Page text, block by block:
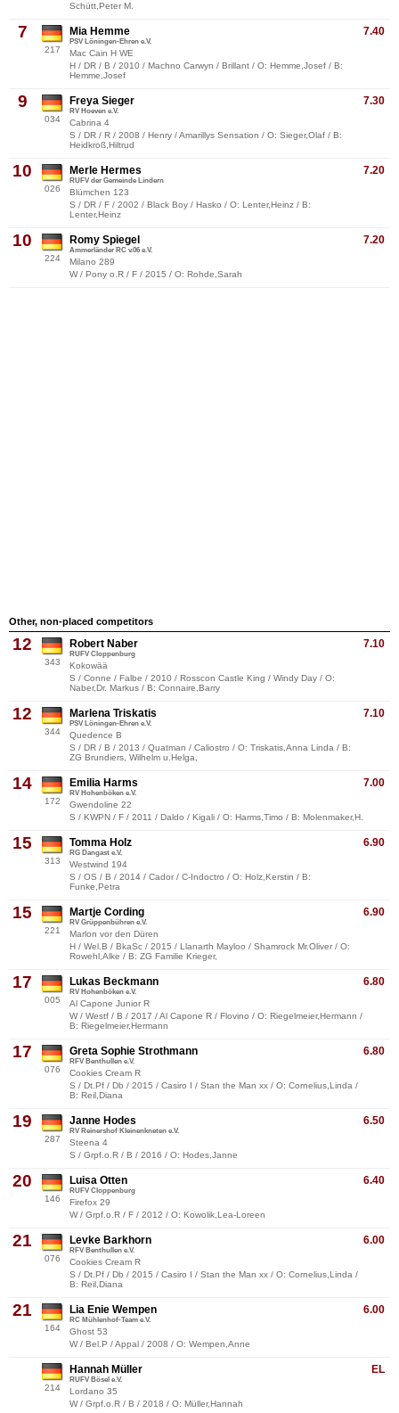
Schütt,Peter M.
7
217
7.40
Mia Hemme
PSV Löningen-Ehren e.V.
Mac Cain H WE
H / DR / B / 2010 / Machno Carwyn / Brillant / O: Hemme,Josef / B:
Hemme,Josef
9
034
7.30
Freya Sieger
RV Hoeven e.V.
Cabrina 4
S / DR / R / 2008 / Henry / Amarillys Sensation / O: Sieger,Olaf / B:
Heidkroß,Hiltrud
10
026
7.20
Merle Hermes
RUFV der Gemeinde Lindern
Blümchen 123
S / DR / F / 2002 / Black Boy / Hasko / O: Lenter,Heinz / B:
Lenter,Heinz
10
224
7.20
Romy Spiegel
Ammerländer RC v.06 e.V.
Milano 289
W / Pony o.R / F / 2015 / O: Rohde,Sarah
Other, non-placed competitors
12
343
7.10
Robert Naber
RUFV Cloppenburg
Kokowää
S / Conne / Falbe / 2010 / Rosscon Castle King / Windy Day / O:
Naber,Dr. Markus / B: Connaire,Barry
12
344
7.10
Marlena Triskatis
PSV Löningen-Ehren e.V.
Quedence B
S / DR / B / 2013 / Quatman / Caliostro / O: Triskatis,Anna Linda / B:
ZG Brundiers, Wilhelm u.Helga,
14
172
7.00
Emilia Harms
RV Hohenböken e.V.
Gwendoline 22
S / KWPN / F / 2011 / Daldo / Kigali / O: Harms,Timo / B: Molenmaker,H.
15
313
6.90
Tomma Holz
RG Dangast e.V.
Westwind 194
S / OS / B / 2014 / Cador / C-Indoctro / O: Holz,Kerstin / B:
Funke,Petra
15
221
6.90
Martje Cording
RV Grüppenbühren e.V.
Marlon vor den Düren
H / Wel.B / BkaSc / 2015 / Llanarth Mayloo / Shamrock Mr.Oliver / O:
Rowehl,Alke / B: ZG Familie Krieger,
17
005
6.80
Lukas Beckmann
RV Hohenböken e.V.
Al Capone Junior R
W / Westf / B / 2017 / Al Capone R / Flovino / O: Riegelmeier,Hermann /
B: Riegelmeier,Hermann
17
076
6.80
Greta Sophie Strothmann
RFV Benthullen e.V.
Cookies Cream R
S / Dt.Pf / Db / 2015 / Casiro I / Stan the Man xx / O: Cornelius,Linda /
B: Reil,Diana
19
287
6.50
Janne Hodes
RV Reinershof Kleinenkneten e.V.
Steena 4
S / Grpf.o.R / B / 2016 / O: Hodes,Janne
20
146
6.40
Luisa Otten
RUFV Cloppenburg
Firefox 29
W / Grpf.o.R / F / 2012 / O: Kowolik,Lea-Loreen
21
076
6.00
Levke Barkhorn
RFV Benthullen e.V.
Cookies Cream R
S / Dt.Pf / Db / 2015 / Casiro I / Stan the Man xx / O: Cornelius,Linda /
B: Reil,Diana
21
164
6.00
Lia Enie Wempen
RC Mühlenhof-Team e.V.
Ghost 53
W / Bel.P / Appal / 2008 / O: Wempen,Anne
214
EL
Hannah Müller
RUFV Bösel e.V.
Lordano 35
W / Grpf.o.R / B / 2018 / O: Müller,Hannah